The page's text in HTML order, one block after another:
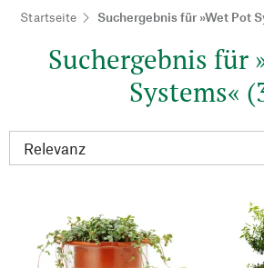
Startseite Suchergebnis für »Wet Pot
Suchergebnis für
Systems«